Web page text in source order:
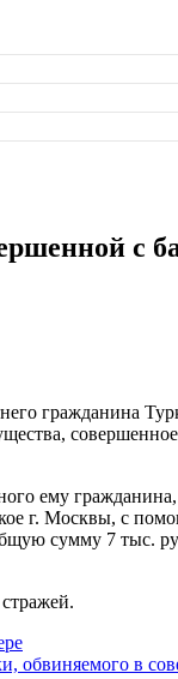
с
гражданина
ему
г. Москвы, с
сумму 7 тыс.
обвиняемого в